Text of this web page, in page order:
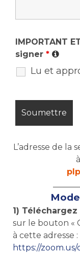
IMPORTANT
signer *
Lu et
L’adresse de la
1)
sur le bouton «
à cette adresse :
https://